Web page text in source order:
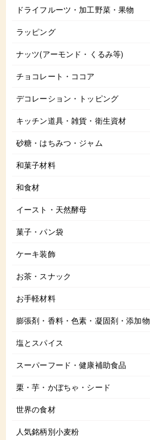
ドライフルーツ・加工野菜・果物
ラッピング
ナッツ(アーモンド・くるみ等)
チョコレート・ココア
デコレーション・トッピング
キッチン道具・雑貨・衛生資材
砂糖・はちみつ・ジャム
和菓子材料
和食材
イースト・天然酵母
菓子・パン袋
ケーキ装飾
お茶・スナック
お手軽材料
膨張剤・香料・色素・凝固剤・添加物
塩とスパイス
スーパーフード・健康補助食品
栗・芋・かぼちゃ・シード
世界の食材
人気銘柄別小麦粉